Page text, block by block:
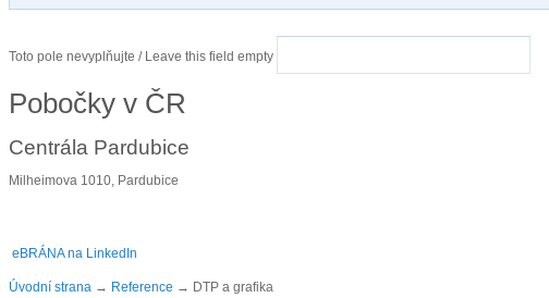
Toto pole nevyplňujte / Leave this field empty
Pobočky v ČR
Centrála Pardubice
Milheimova 1010, Pardubice
eBRÁNA na LinkedIn
Úvodní strana → Reference → DTP a grafika